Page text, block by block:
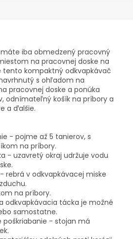
máte iba obmedzený pracovný
na pracovnej doske na
tento kompaktný odkvapkávač
s ohľadom na
pracovnej doske a ponúka
odnímateľný košík na príbory a
a ďalšie.
- pojme až 5 tanierov, s
na príbory.
- uzavretý okraj udržuje vodu
rebrá v odkvapkávacej miske
na príbory.
odkvapkávacia tácka je možné
samostatne.
poškriabanie - stojan má